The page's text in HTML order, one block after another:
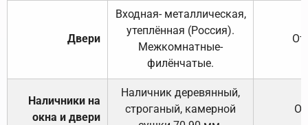
Двери
Входная- металлическая,
утеплённая (Россия).
Межкомнатные-
филёнчатые.
Наличники на
окна и двери
Наличник деревянный,
строганый, камерной